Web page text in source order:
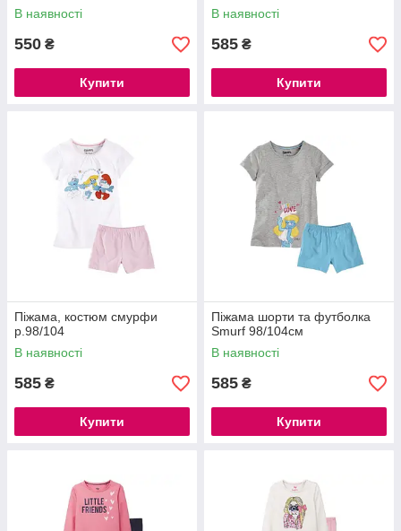
В наявності
550 ₴
Купити
В наявності
585 ₴
Купити
Піжама, костюм смурфи
р.98/104
В наявності
585 ₴
Купити
Піжама шорти та футболка
Smurf 98/104см
В наявності
585 ₴
Купити